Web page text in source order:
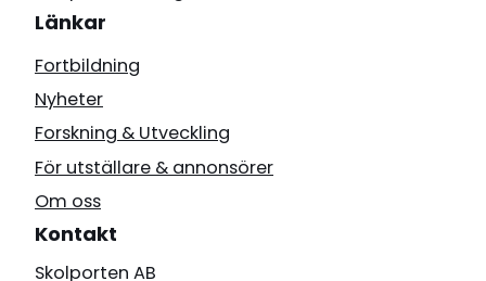
Länkar
Fortbildning
Nyheter
Forskning & Utveckling
För utställare & annonsörer
Om oss
Kontakt
Skolporten AB